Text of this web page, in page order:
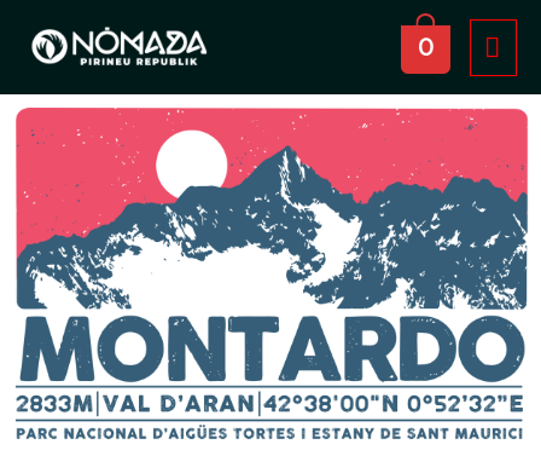
contingut
0